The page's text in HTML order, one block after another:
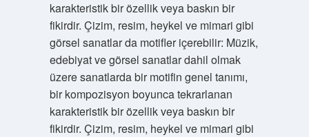
karakteristik bir özellik veya baskın bir
fikirdir. Çizim, resim, heykel ve mimari gibi
görsel sanatlar da motifler içerebilir: Müzik,
edebiyat ve görsel sanatlar dahil olmak
üzere sanatlarda bir motifin genel tanımı,
bir kompozisyon boyunca tekrarlanan
karakteristik bir özellik veya baskın bir
fikirdir. Çizim, resim, heykel ve mimari gibi